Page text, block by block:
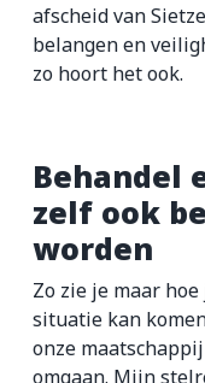
afscheid van
belangen en
zo hoort het ook.
Behandel
zelf ook
worden
Zo zie je maar
situatie kan
onze
omgaan. Mijn